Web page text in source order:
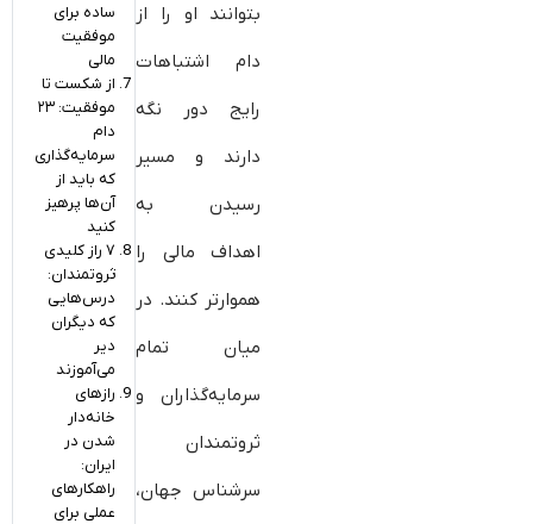
بتوانند او را از
دام اشتباهات
رایج دور نگه
دارند و مسیر
رسیدن به
اهداف مالی را
هموارتر کنند. در
میان تمام
سرمایه‌گذاران و
ثروتمندان
سرشناس جهان،
ساده برای
موفقیت
مالی
از شکست تا
موفقیت: ۲۳
دام
سرمایه‌گذاری
که باید از
آن‌ها پرهیز
کنید
۷ راز کلیدی
ثروتمندان:
درس‌هایی
که دیگران
دیر
می‌آموزند
رازهای
خانه‌دار
شدن در
ایران:
راهکارهای
عملی برای